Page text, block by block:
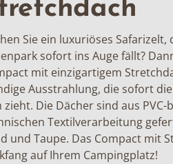
Sie ein luxuriöses
sofort ins Auge fällt?
mit einzigartigem
Ausstrahlung, die sofort
zieht. Die Dächer sind aus
Textilverarbeitung
und Taupe. Das Compact mit
auf Ihrem Campingplatz!